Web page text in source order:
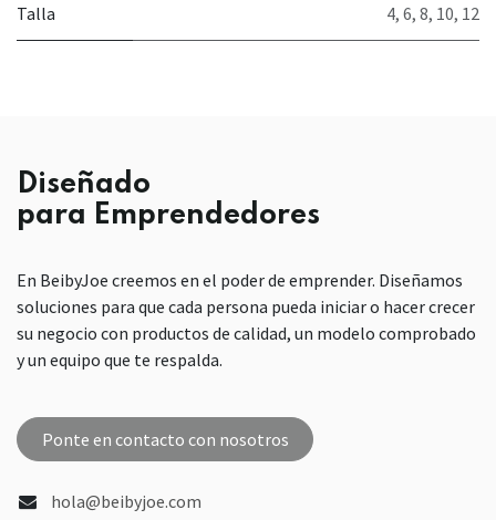
Talla 4, 6, 8, 10, 12
Diseñado
para Emprendedores
En BeibyJoe creemos en el poder de emprender. Diseñamos
soluciones para que cada persona pueda iniciar o hacer crecer
su negocio con productos de calidad, un modelo comprobado
y un equipo que te respalda.
Ponte en contacto con nosotros
hola@beibyjoe.com